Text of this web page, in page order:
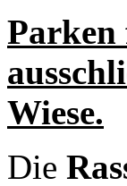
Parken
Wiese.
Die